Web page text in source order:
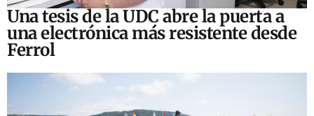
Una tesis de la UDC abre la puerta a
una electrónica más resistente desde
Ferrol